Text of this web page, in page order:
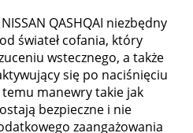
QASHQAI niezbędny
świateł cofania, który
wstecznego, a także
się po naciśnięciu
temu manewry takie jak
bezpieczne i nie
zaangażowania